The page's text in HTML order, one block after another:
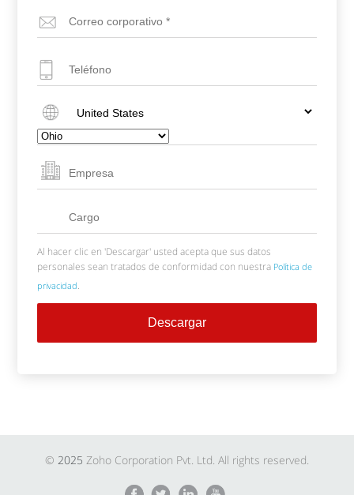
Al hacer clic en 'Descargar' usted acepta que sus datos
personales sean tratados de conformidad con nuestra Política de
privacidad.
© 2025 Zoho Corporation Pvt. Ltd. All rights reserved.